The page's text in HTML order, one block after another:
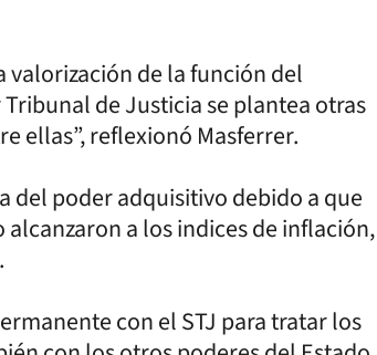
de la función del
de Justicia se plantea otras
ellas”, reflexionó Masferrer.
del poder adquisitivo debido a que
a los indices de inflación,
con el STJ para tratar los